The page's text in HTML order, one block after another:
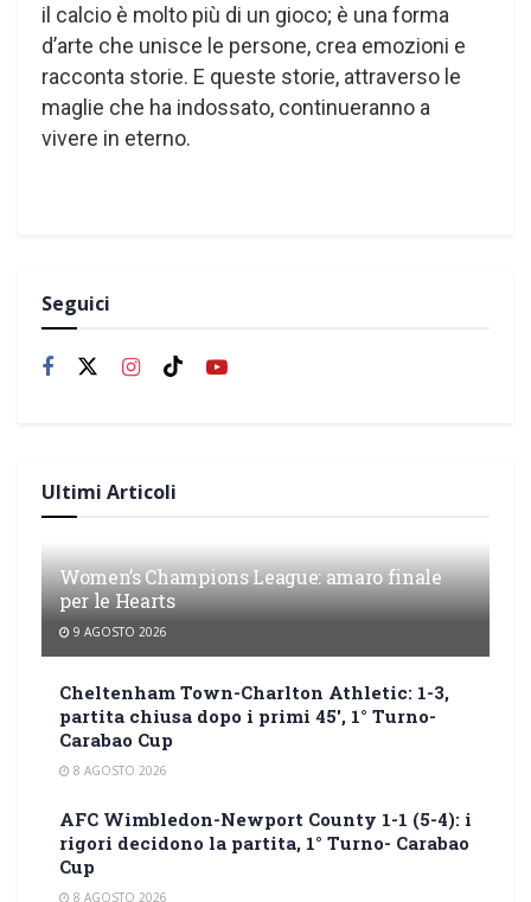
il calcio è molto più di un gioco; è una forma
d’arte che unisce le persone, crea emozioni e
racconta storie. E queste storie, attraverso le
maglie che ha indossato, continueranno a
vivere in eterno.
Seguici
Ultimi Articoli
Women’s Champions League: amaro finale
per le Hearts
9 AGOSTO 2026
Cheltenham Town-Charlton Athletic: 1-3,
partita chiusa dopo i primi 45′, 1° Turno-
Carabao Cup
8 AGOSTO 2026
AFC Wimbledon-Newport County 1-1 (5-4): i
rigori decidono la partita, 1° Turno- Carabao
Cup
8 AGOSTO 2026